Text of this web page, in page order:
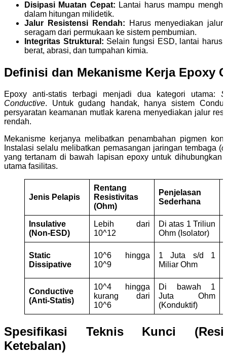
Disipasi Muatan Cepat: Lantai harus mampu
dalam hitungan milidetik.
Jalur Resistensi Rendah: Harus menyediakan
seragam dari permukaan ke sistem pembumian.
Integritas Struktural: Selain fungsi ESD, lantai harus
berat, abrasi, dan tumpahan kimia.
Definisi dan Mekanisme Kerja Epoxy
Epoxy anti-statis terbagi menjadi dua kategori utama:
Conductive. Untuk gudang handak, hanya sistem
persyaratan keamanan mutlak karena menyediakan jalur
rendah.
Mekanisme kerjanya melibatkan penambahan pigmen
Instalasi selalu melibatkan pemasangan jaringan tembaga (
yang tertanam di bawah lapisan epoxy untuk dihubungkan
utama fasilitas.
Jenis Pelapis
Rentang
Resistivitas
(Ohm)
Penjelasan
Sederhana
Insulative
(Non-ESD)
Lebih dari
10^12
Di atas 1 Triliun
Ohm (Isolator)
Static
Dissipative
10^6 hingga
10^9
1 Juta s/d 1
Miliar Ohm
Conductive
(Anti-Statis)
10^4 hingga
kurang dari
10^6
Di bawah 1
Juta Ohm
(Konduktif)
Spesifikasi Teknis Kunci
Ketebalan)